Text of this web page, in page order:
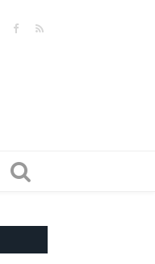
TwitterFacebook
RSS